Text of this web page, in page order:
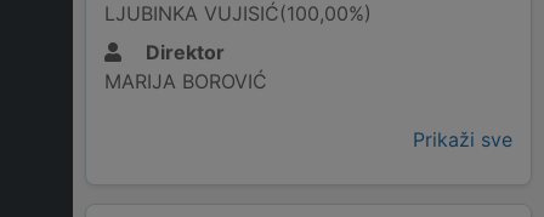
LJUBINKA VUJISIĆ(100,00%)
Direktor
MARIJA BOROVIĆ
Prikaži sve